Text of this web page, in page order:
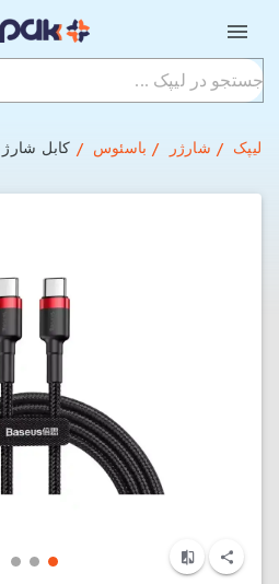
لیپک شارژر باسئوس کابل شارژ Type-C to Type-C باسئوس مدل Cafule Series با طول 1 متر 60 وات